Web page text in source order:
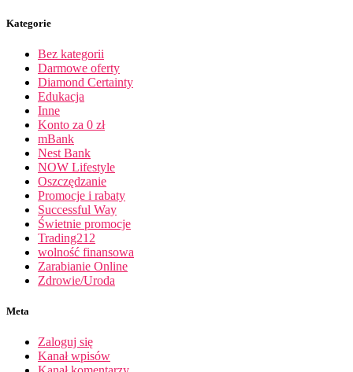
Kategorie
Bez kategorii
Darmowe oferty
Diamond Certainty
Edukacja
Inne
Konto za 0 zł
mBank
Nest Bank
NOW Lifestyle
Oszczędzanie
Promocje i rabaty
Successful Way
Świetnie promocje
Trading212
wolność finansowa
Zarabianie Online
Zdrowie/Uroda
Meta
Zaloguj się
Kanał wpisów